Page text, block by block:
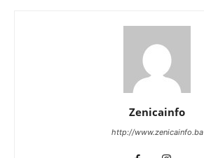
Zenicainfo
http://www.zenicainfo.ba